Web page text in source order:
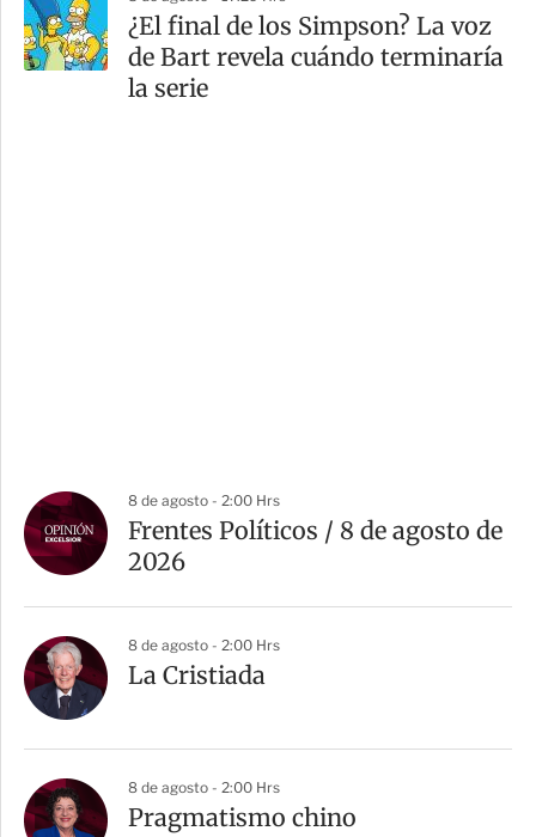
¿El final de los Simpson? La voz
de Bart revela cuándo terminaría
la serie
8 de agosto - 2:00 Hrs
Frentes Políticos / 8 de agosto de
2026
8 de agosto - 2:00 Hrs
La Cristiada
8 de agosto - 2:00 Hrs
Pragmatismo chino